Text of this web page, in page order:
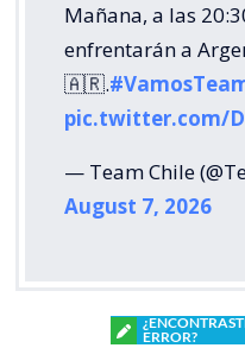
Mañana, a las
enfrentarán a
🇦🇷.
pic.twitter.com/
— Team Chile
August 7, 2026
ERROR?